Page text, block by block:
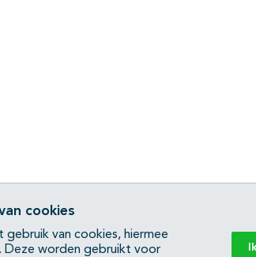
cookies
van cookies, hiermee
Deze worden gebruikt voor